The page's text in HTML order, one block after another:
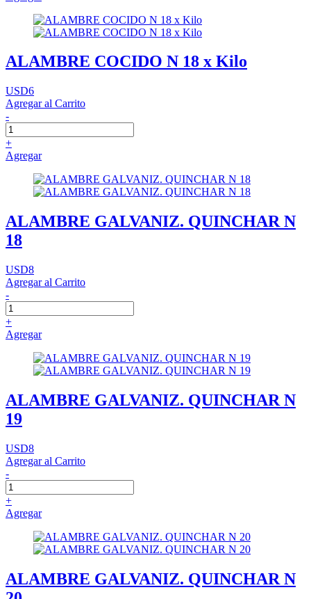
ALAMBRE COCIDO N 18 x Kilo
USD6
Agregar al Carrito
-
+
Agregar
ALAMBRE GALVANIZ. QUINCHAR N
18
USD8
Agregar al Carrito
-
+
Agregar
ALAMBRE GALVANIZ. QUINCHAR N
19
USD8
Agregar al Carrito
-
+
Agregar
ALAMBRE GALVANIZ. QUINCHAR N